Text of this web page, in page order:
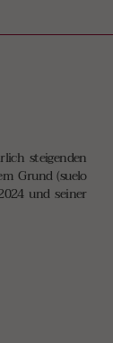
steigenden
Grund (suelo
und seiner